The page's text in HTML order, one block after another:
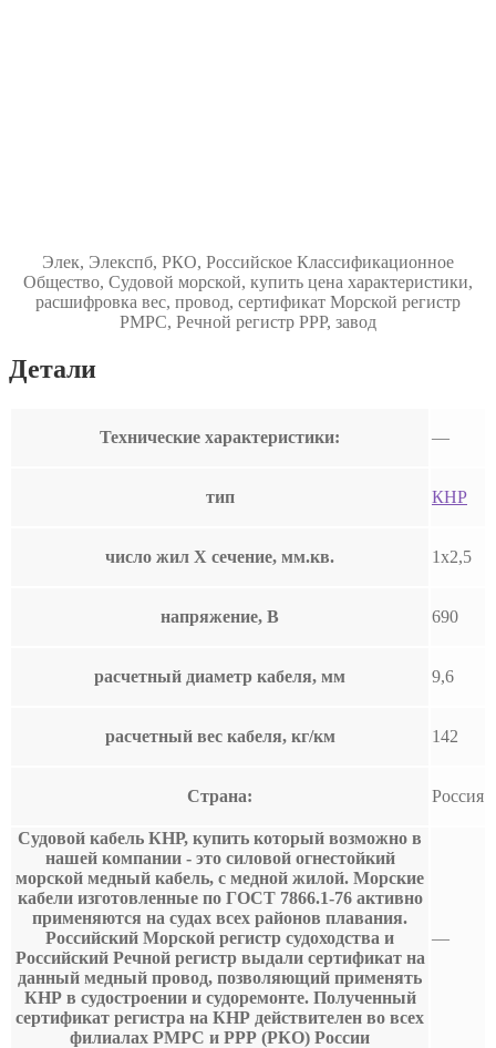
Элек, Элекспб, РКО, Российское Классификационное
Общество, Судовой морской, купить цена характеристики,
расшифровка вес, провод, сертификат Морской регистр
РМРС, Речной регистр РРР, завод
Детали
Технические характеристики: —
тип КНР
число жил Х сечение, мм.кв. 1х2,5
напряжение, В 690
расчетный диаметр кабеля, мм 9,6
расчетный вес кабеля, кг/км 142
Страна: Россия
Судовой кабель КНР, купить который возможно в
нашей компании - это силовой огнестойкий
морской медный кабель, с медной жилой. Морские
кабели изготовленные по ГОСТ 7866.1-76 активно
применяются на судах всех районов плавания.
Российский Морской регистр судоходства и
Российский Речной регистр выдали сертификат на
данный медный провод, позволяющий применять
КНР в судостроении и судоремонте. Полученный
сертификат регистра на КНР действителен во всех
филиалах РМРС и РРР (РКО) России
—